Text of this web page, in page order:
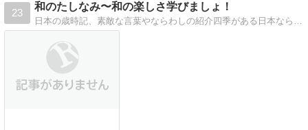
23
和のたしなみ〜和の楽しさ学びましょ！
日本の歳時記、素敵な言葉やならわしの紹介四季がある日本ならではの風習や伝説、祭りや行事、遊びや習わしを、勉強します！